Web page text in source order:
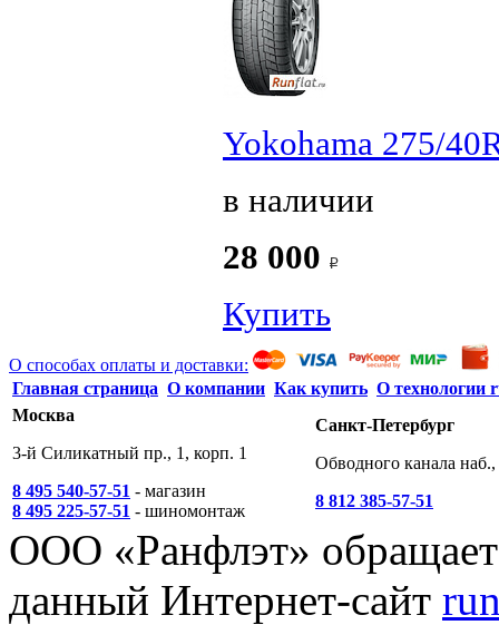
Yokohama 275/
в наличии
28 000
Купить
О способах оплаты и доставки:
Главная страница О компании Как купить О технологии
Москва
3-й Силикатный пр., 1, корп. 1
8 495 540-57-51 - магазин
8 495 225-57-51 - шиномонтаж
Санкт-Петербург
Обводного канала
8 812 385-57-51
ООО «Ранфлэт»
данный Интернет-сайт